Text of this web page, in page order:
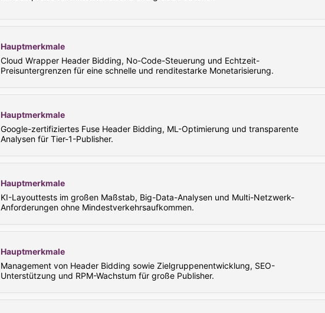
Hauptmerkmale
Cloud Wrapper Header Bidding, No-Code-Steuerung und Echtzeit-
Preisuntergrenzen für eine schnelle und renditestarke Monetarisierung.
Hauptmerkmale
Google-zertifiziertes Fuse Header Bidding, ML-Optimierung und transparente
Analysen für Tier-1-Publisher.
Hauptmerkmale
KI-Layouttests im großen Maßstab, Big-Data-Analysen und Multi-Netzwerk-
Anforderungen ohne Mindestverkehrsaufkommen.
Hauptmerkmale
Management von Header Bidding sowie Zielgruppenentwicklung, SEO-
Unterstützung und RPM-Wachstum für große Publisher.